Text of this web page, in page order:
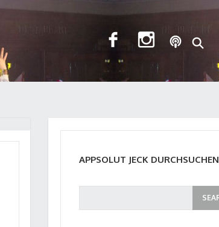
APPSOLUT JECK DURCHSUCHEN